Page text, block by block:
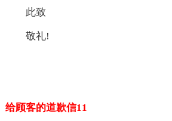
此致
敬礼!
给顾客的道歉信11